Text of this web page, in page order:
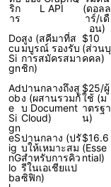
ริก
าร
L API
(ดอลล
าร์/เดื
อน)
Do
cu
Si
gn
สูง (สคีมาที่ส
มบูรณ์ รองรับ
การสมัครสมา
ชิก)
$10
(ส่วนบุ
คคล)
Ad
ob
e
Si
gn
ปานกลางถึงสู
ง (ผสานรวมกั
บ Document
Cloud)
$25/ผู้
ใช้ (ม
าตรฐา
น)
eS
ig
nG
lo
ba
ปานกลาง (ปรั
บให้เหมาะสม
สำหรับการคิว
รีในเอเชียแป
ซิฟิก)
$16.6
(Esse
ntial)